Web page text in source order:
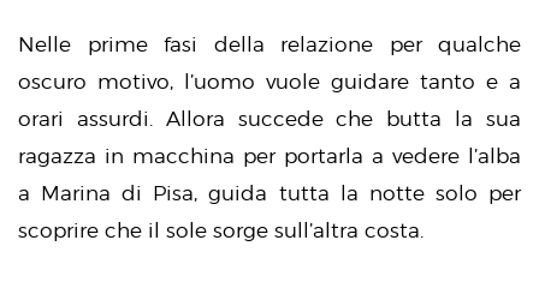
Nelle prime fasi della relazione per qualche
oscuro motivo, l’uomo vuole guidare tanto e a
orari assurdi. Allora succede che butta la sua
ragazza in macchina per portarla a vedere l’alba
a Marina di Pisa, guida tutta la notte solo per
scoprire che il sole sorge sull’altra costa.